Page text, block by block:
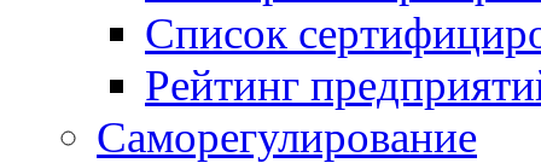
Список
Рейтинг
Саморегулирование